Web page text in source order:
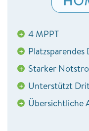
+ 4 MPPT
+ Platzsparendes
+ Starker
+ Unterstützt
+ Übersichtliche